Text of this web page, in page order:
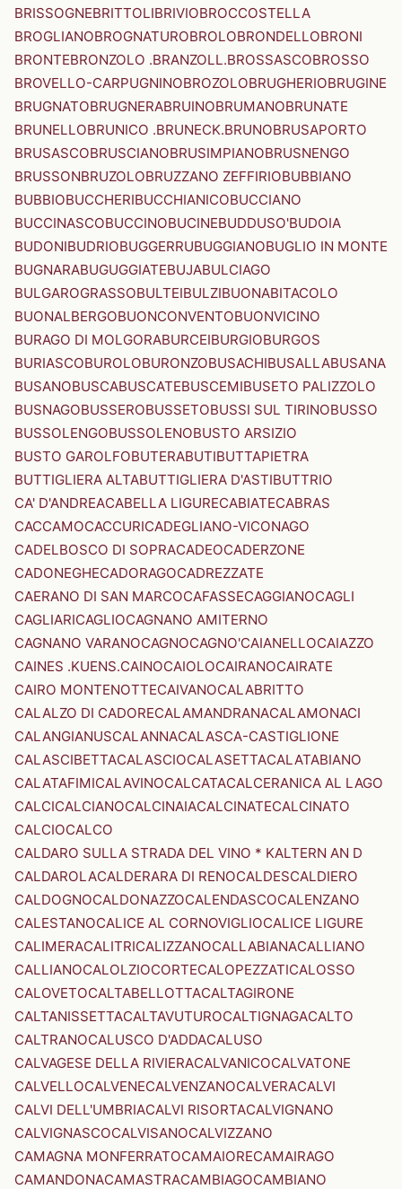
BRISSOGNEBRITTOLIBRIVIOBROCCOSTELLA
BROGLIANOBROGNATUROBROLOBRONDELLOBRONI
BRONTEBRONZOLO .BRANZOLL.BROSSASCOBROSSO
BROVELLO-CARPUGNINOBROZOLOBRUGHERIOBRUGINE
BRUGNATOBRUGNERABRUINOBRUMANOBRUNATE
BRUNELLOBRUNICO .BRUNECK.BRUNOBRUSAPORTO
BRUSASCOBRUSCIANOBRUSIMPIANOBRUSNENGO
BRUSSONBRUZOLOBRUZZANO ZEFFIRIOBUBBIANO
BUBBIOBUCCHERIBUCCHIANICOBUCCIANO
BUCCINASCOBUCCINOBUCINEBUDDUSO'BUDOIA
BUDONIBUDRIOBUGGERRUBUGGIANOBUGLIO IN MONTE
BUGNARABUGUGGIATEBUJABULCIAGO
BULGAROGRASSOBULTEIBULZIBUONABITACOLO
BUONALBERGOBUONCONVENTOBUONVICINO
BURAGO DI MOLGORABURCEIBURGIOBURGOS
BURIASCOBUROLOBURONZOBUSACHIBUSALLABUSANA
BUSANOBUSCABUSCATEBUSCEMIBUSETO PALIZZOLO
BUSNAGOBUSSEROBUSSETOBUSSI SUL TIRINOBUSSO
BUSSOLENGOBUSSOLENOBUSTO ARSIZIO
BUSTO GAROLFOBUTERABUTIBUTTAPIETRA
BUTTIGLIERA ALTABUTTIGLIERA D'ASTIBUTTRIO
CA' D'ANDREACABELLA LIGURECABIATECABRAS
CACCAMOCACCURICADEGLIANO-VICONAGO
CADELBOSCO DI SOPRACADEOCADERZONE
CADONEGHECADORAGOCADREZZATE
CAERANO DI SAN MARCOCAFASSECAGGIANOCAGLI
CAGLIARICAGLIOCAGNANO AMITERNO
CAGNANO VARANOCAGNOCAGNO'CAIANELLOCAIAZZO
CAINES .KUENS.CAINOCAIOLOCAIRANOCAIRATE
CAIRO MONTENOTTECAIVANOCALABRITTO
CALALZO DI CADORECALAMANDRANACALAMONACI
CALANGIANUSCALANNACALASCA-CASTIGLIONE
CALASCIBETTACALASCIOCALASETTACALATABIANO
CALATAFIMICALAVINOCALCATACALCERANICA AL LAGO
CALCICALCIANOCALCINAIACALCINATECALCINATO
CALCIOCALCO
CALDARO SULLA STRADA DEL VINO * KALTERN AN D
CALDAROLACALDERARA DI RENOCALDESCALDIERO
CALDOGNOCALDONAZZOCALENDASCOCALENZANO
CALESTANOCALICE AL CORNOVIGLIOCALICE LIGURE
CALIMERACALITRICALIZZANOCALLABIANACALLIANO
CALLIANOCALOLZIOCORTECALOPEZZATICALOSSO
CALOVETOCALTABELLOTTACALTAGIRONE
CALTANISSETTACALTAVUTUROCALTIGNAGACALTO
CALTRANOCALUSCO D'ADDACALUSO
CALVAGESE DELLA RIVIERACALVANICOCALVATONE
CALVELLOCALVENECALVENZANOCALVERACALVI
CALVI DELL'UMBRIACALVI RISORTACALVIGNANO
CALVIGNASCOCALVISANOCALVIZZANO
CAMAGNA MONFERRATOCAMAIORECAMAIRAGO
CAMANDONACAMASTRACAMBIAGOCAMBIANO